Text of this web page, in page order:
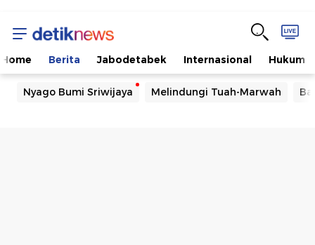
Home Berita Jabodetabek Internasional Hukum
Nyago Bumi Sriwijaya Melindungi Tuah-Marwah